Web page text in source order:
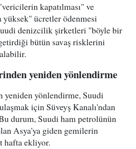
kapatılması" ve
yüksek" ücretler ödenmesi
denizcilik şirketleri "böyle bir
bütün savaş risklerini
yeniden yönlendirme
yeniden yönlendirme, Suudi
için Süveyş Kanalı'ndan
durum, Suudi ham petrolünün
Asya'ya giden gemilerin
hafta ekliyor.